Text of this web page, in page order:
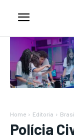
Home Editoria
Polícia